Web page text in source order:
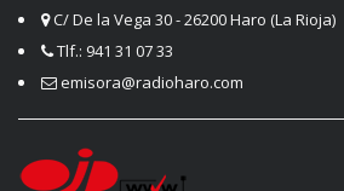
C/ De la Vega 30 - 26200 Haro (La Rioja)
Tlf.: 941 31 07 33
emisora@radioharo.com